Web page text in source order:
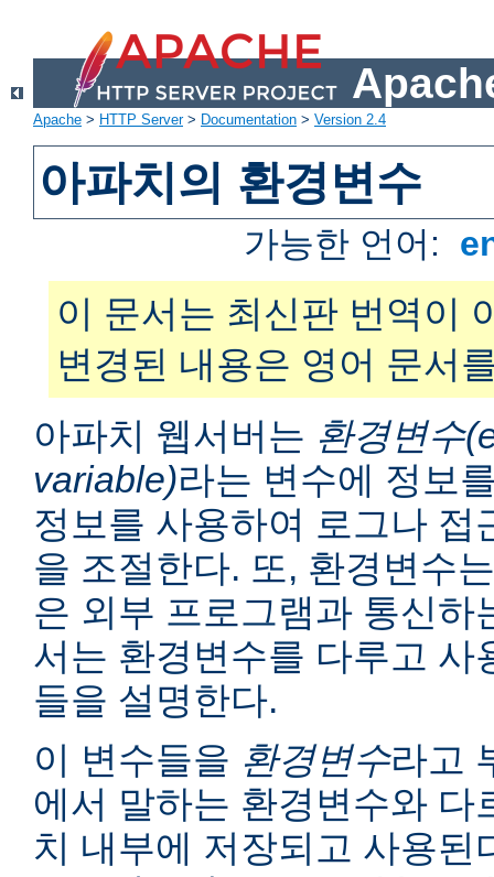
Apache > HTTP Server> Documentation > Version 2.4
아파치의 환경변수
가능한 언어:
이 문서는 최신판 번역이
변경된 내용은 영어 문서
아파치 웹서버는 환경변수
variable)라는 변수에 정보
정보를 사용하여 로그나 접
을 조절한다. 또, 환경변수
은 외부 프로그램과 통신하
서는 환경변수를 다루고 사
들을 설명한다.
이 변수들을 환경변수라고
에서 말하는 환경변수와 다
치 내부에 저장되고 사용된